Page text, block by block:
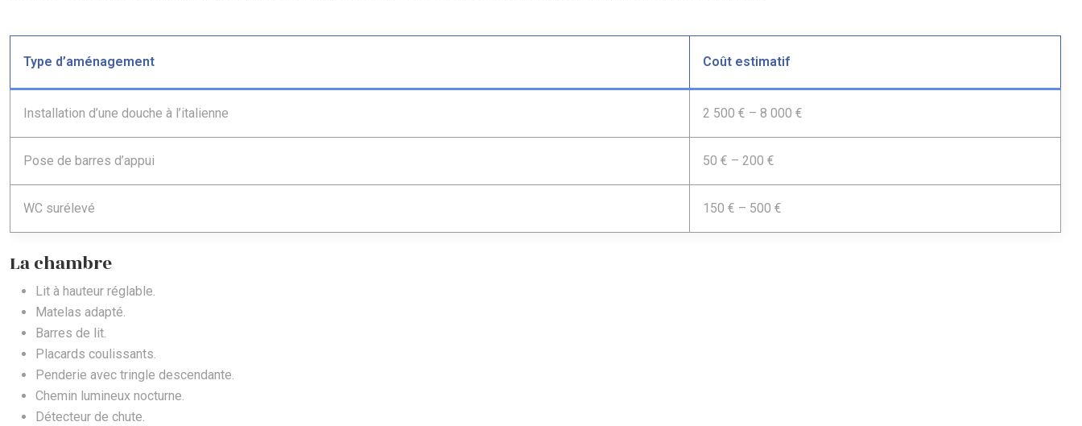
Type d’aménagement Coût estimatif
Installation d’une douche à l’italienne 2 500 € – 8 000 €
Pose de barres d’appui 50 € – 200 €
WC surélevé 150 € – 500 €
La chambre
Lit à hauteur réglable.
Matelas adapté.
Barres de lit.
Placards coulissants.
Penderie avec tringle descendante.
Chemin lumineux nocturne.
Détecteur de chute.